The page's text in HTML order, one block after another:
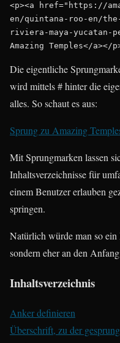
<p><a href="https://
en/quintana-roo-en/
riviera-maya-yucatan-
Amazing Temples</a></
Die eigentliche
wird mittels # hinter die
alles. So schaut es aus:
Sprung zu Amazing
Mit Sprungmarken lassen
Inhaltsverzeichnisse für
einem Benutzer erlauben
springen.
Natürlich würde man so ein
sondern eher an den
Inhaltsverzeichnis
Anker definieren
Überschrift, zu der